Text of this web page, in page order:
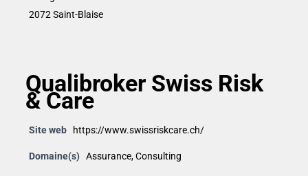
2072 Saint-Blaise
Qualibroker Swiss Risk
& Care
Site web https://www.swissriskcare.ch/
Domaine(s) Assurance,Consulting